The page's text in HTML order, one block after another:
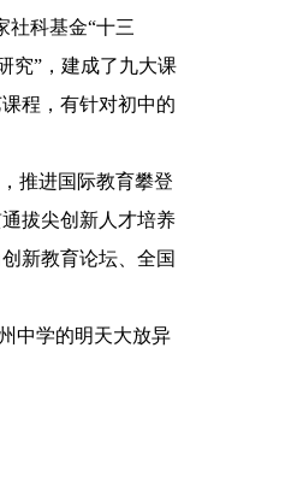
社科基金“十三
究”，建成了九大课
程，有针对初中的
推进国际教育攀登
拔尖创新人才培养
新教育论坛、全国
中学的明天大放异